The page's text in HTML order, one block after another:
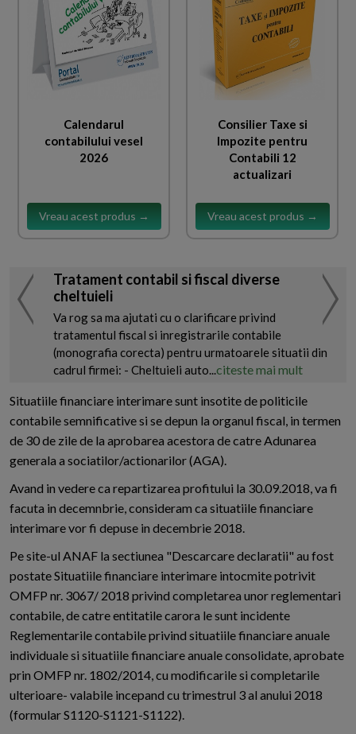
Calendarul
contabilului vesel
2026
Vreau acest produs →
Consilier Taxe si
Impozite pentru
Contabili 12
actualizari
Vreau acest produs →
Tratament contabil si fiscal diverse
cheltuieli
Va rog sa ma ajutati cu o clarificare privind
tratamentul fiscal si inregistrarile contabile
(monografia corecta) pentru urmatoarele situatii din
cadrul firmei: - Cheltuieli auto...citeste mai mult
Situatiile financiare interimare sunt insotite de politicile
contabile semnificative si se depun la organul fiscal, in termen
de 30 de zile de la aprobarea acestora de catre Adunarea
generala a sociatilor/actionarilor (AGA).
Avand in vedere ca repartizarea profitului la 30.09.2018, va fi
facuta in decemnbrie, consideram ca situatiile financiare
interimare vor fi depuse in decembrie 2018.
Pe site-ul ANAF la sectiunea "Descarcare declaratii" au fost
postate Situatiile financiare interimare intocmite potrivit
OMFP nr. 3067/ 2018 privind completarea unor reglementari
contabile, de catre entitatile carora le sunt incidente
Reglementarile contabile privind situatiile financiare anuale
individuale si situatiile financiare anuale consolidate, aprobate
prin OMFP nr. 1802/2014, cu modificarile si completarile
ulterioare- valabile incepand cu trimestrul 3 al anului 2018
(formular S1120-S1121-S1122).